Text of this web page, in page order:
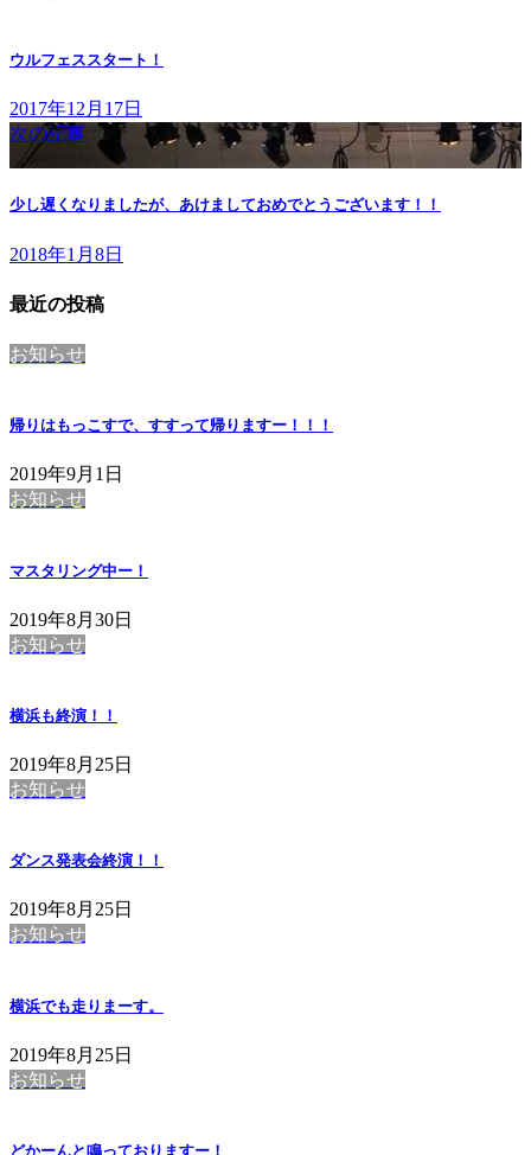
ウルフェススタート！
2017年12月17日
次の記事
少し遅くなりましたが、あけましておめでとうございます！！
2018年1月8日
最近の投稿
お知らせ
帰りはもっこすで、すすって帰りますー！！！
2019年9月1日
お知らせ
マスタリング中ー！
2019年8月30日
お知らせ
横浜も終演！！
2019年8月25日
お知らせ
ダンス発表会終演！！
2019年8月25日
お知らせ
横浜でも走りまーす。
2019年8月25日
お知らせ
どかーんと鳴っておりますー！